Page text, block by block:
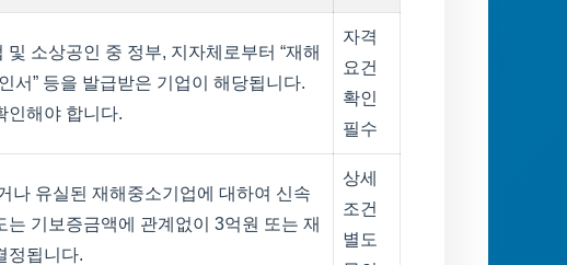
소상공인 중 정부, 지자체로부터 “재해
서” 등을 발급받은 기업이 해당됩니다.
인해야 합니다.
자격
요건
확인
필수
나 유실된 재해중소기업에 대하여 신속
기보증금액에 관계없이 3억원 또는 재
정됩니다.
상세
조건
별도